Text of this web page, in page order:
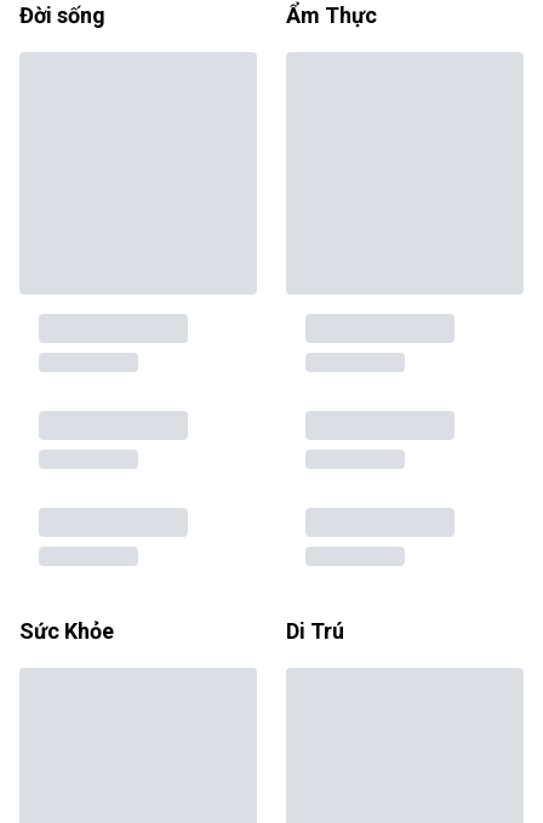
Đời sống Ẩm Thực
Sức Khỏe Di Trú